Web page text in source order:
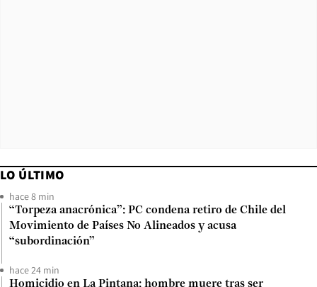
LO ÚLTIMO
hace 8 min
“Torpeza anacrónica”: PC condena retiro de Chile del
Movimiento de Países No Alineados y acusa
“subordinación”
hace 24 min
Homicidio en La Pintana: hombre muere tras ser